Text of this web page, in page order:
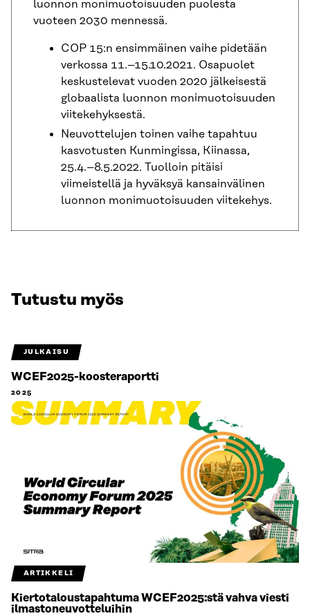
luonnon monimuotoisuuden puolesta
vuoteen 2030 mennessä.
COP 15:n ensimmäinen vaihe pidetään
verkossa 11.–15.10.2021. Osapuolet
keskustelevat vuoden 2020 jälkeisestä
globaalista luonnon monimuotoisuuden
viitekehyksestä.
Neuvottelujen toinen vaihe tapahtuu
kasvotusten Kunmingissa, Kiinassa,
25.4.–8.5.2022. Tuolloin pitäisi
viimeistellä ja hyväksyä kansainvälinen
luonnon monimuotoisuuden viitekehys.
Tutustu myös
JULKAISU
WCEF2025-koosteraportti
2025
ARTIKKELI
Kiertotaloustapahtuma WCEF2025:stä vahva viesti
ilmastoneuvotteluihin